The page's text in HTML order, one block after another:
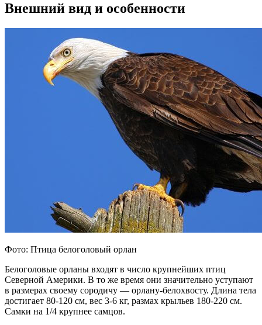
Внешний вид и особенности
Фото: Птица белоголовый орлан
Белоголовые орланы входят в число крупнейших птиц
Северной Америки. В то же время они значительно уступают
в размерах своему сородичу — орлану-белохвосту. Длина тела
достигает 80-120 см, вес 3-6 кг, размах крыльев 180-220 см.
Самки на 1/4 крупнее самцов.